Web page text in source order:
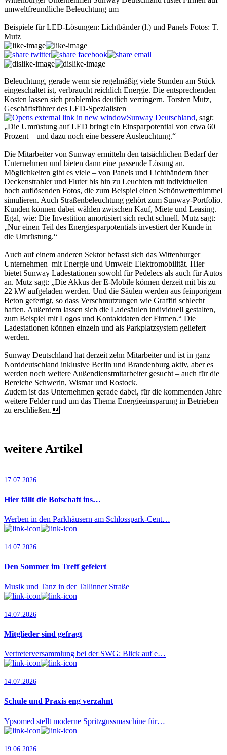
umweltfreundliche Beleuchtung um
Beispiele für LED-Lösungen: Lichtbänder (l.) und Panels Fotos: T.
Mutz
Beleuchtung, gerade wenn sie regelmäßig viele Stunden am Stück
eingeschaltet ist, verbraucht reichlich Ener­gie. Die entsprechenden
Kos­ten lassen sich problemlos deutlich verringern. Torsten Mutz,
Geschäftsführer des LED-Spezialisten
Sunway Deutschland, sagt:
„Die Umrüs­tung auf LED bringt ein Einsparpotential von etwa 60
Prozent – und dazu noch eine bessere Ausleuchtung.“
Die Mitarbeiter von Sunway ermitteln den tatsächlichen Bedarf der
Unternehmen und bieten dann eine passende Lösung an.
Möglichkeiten gibt es viele – von Panels und Lichtbändern über
Deckenstrahler und Fluter bis hin zu Leuchten mit individuellen
hoch auflösenden Fotos, die zum Beispiel einen Schönwetterhimmel
simulieren. Auch Straßenbeleuchtung gehört zum Sunway-Portfolio.
Kunden können dabei wählen zwischen Kauf, Miete und Leasing.
Egal, wie: Die Investi­tion amortisiert sich recht schnell. Mutz sagt:
„Nur einen Teil des Energiesparpotentials investiert der Kunde in
die Umrüs­tung.“
Auch auf einem anderen Sektor befasst sich das Wittenburger
Unternehmen mit Energie und Umwelt: Elektromobilität. Hier
bietet Sunway Ladestationen sowohl für Pedelecs als auch für Autos
an. Mutz sagt: „Die Akkus der E-Mobile können derzeit mit bis zu
22 kW aufgeladen werden. Und die Säulen werden aus feinporigem
Beton gefertigt, so dass Verschmutzungen wie Graffiti schlecht
haften. Außerdem lassen sich die Ladesäulen individuell gestalten,
zum Beispiel mit Logos und Kontaktdaten der Firmen.“ Die
Ladesta­tionen können einzeln und als Parkplatzsystem geliefert
werden.
Sunway Deutschland hat derzeit zehn Mitarbeiter und ist in ganz
Norddeutschland inklusive Berlin und Brandenburg aktiv, aber es
werden noch weitere Außendienstmitarbeiter gesucht – auch für die
Bereiche Schwerin, Wismar und Rostock.
Zudem ist das Unternehmen gerade dabei, für die kommenden Jahre
weitere Felder rund um das Thema Ener­gieeinsparung in Betrieben
zu erschließen.
weitere Artikel
17.07.2026
Hier fällt die Botschaft ins…
Werben in den Parkhäusern am Schlosspark-Cent…
14.07.2026
Den Sommer im Treff gefeiert
Musik und Tanz in der Tallinner Straße
14.07.2026
Mitglieder sind gefragt
Vertreterversammlung bei der SWG: Blick auf e…
14.07.2026
Schule und Praxis eng verzahnt
Ypsomed stellt moderne Spritzgussmaschine für…
19.06.2026